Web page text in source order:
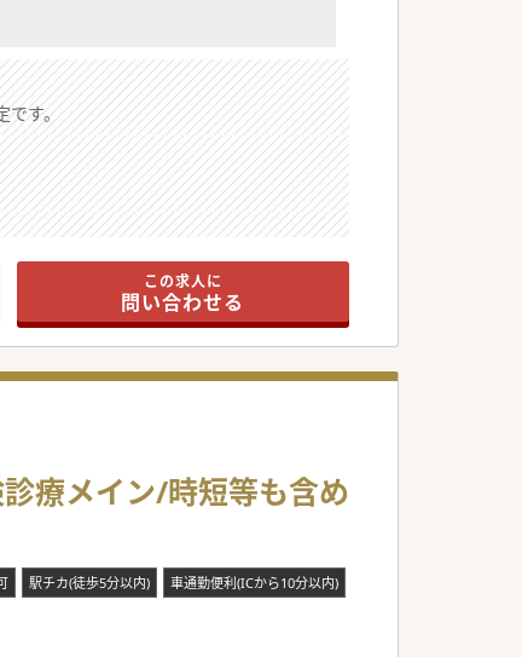
です。
この求人に
問い合わせる
療メイン/時短等も含め
駅チカ(徒歩5分以内) 車通勤便利(ICから10分以内)